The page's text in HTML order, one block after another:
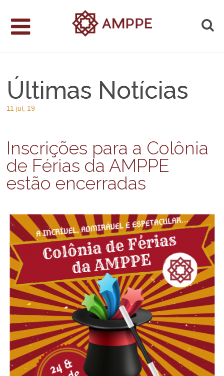
Últimas Notícias
11 jul, 19
Inscrições para a Colônia
de Férias da AMPPE
estão encerradas